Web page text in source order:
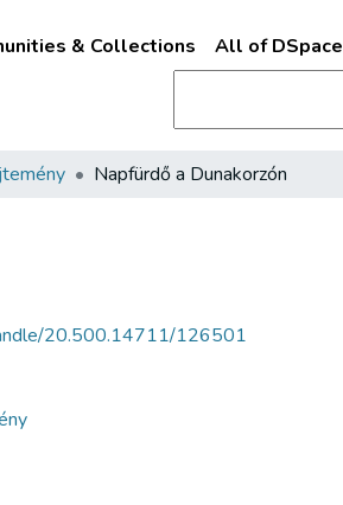
& Collections All of DSpace
Napfürdő a Dunakorzón
20.500.14711/126501